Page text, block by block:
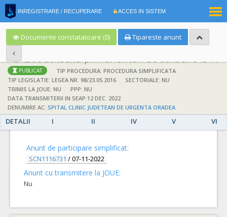
INREGISTRARE / RECUPERARE ACCES IN SISTEM
Documente constatatoare (0) Tipareste anunt
; Achizitie atribuita prin anunturi de atribuire la anuntul simplificat
PUBLICAT
TIP PROCEDURA: PROCEDURA SIMPLIFICATA
TIP LEGISLATIE: LEGEA NR. 98/23.05.2016
SECTORIALE: NU
TRIMIS LA JOUE: NU
PPP: NU
DATA TRANSMITERII IN SEAP:12 DEC. 2022
DENUMIRE AC: SPITAL CLINIC JUDETEAN DE URGENTA ORADEA
DETALII I II IV V VI
DETALII
Anunt de participare simplificat:
SCN1116731 /07-11-2022
Anunt cu transmitere la JOUE:
Nu